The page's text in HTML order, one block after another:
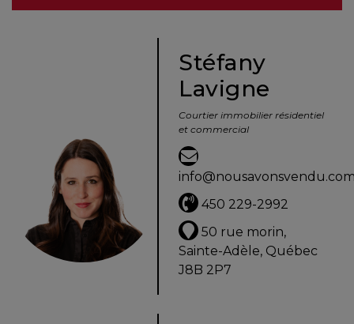
Évaluation
Avec
un
Stéfany
Lavigne
Courtier immobilier résidentiel
et commercial
450 229-2992
50 rue morin,
Sainte-Adèle, Québec
J8B 2P7